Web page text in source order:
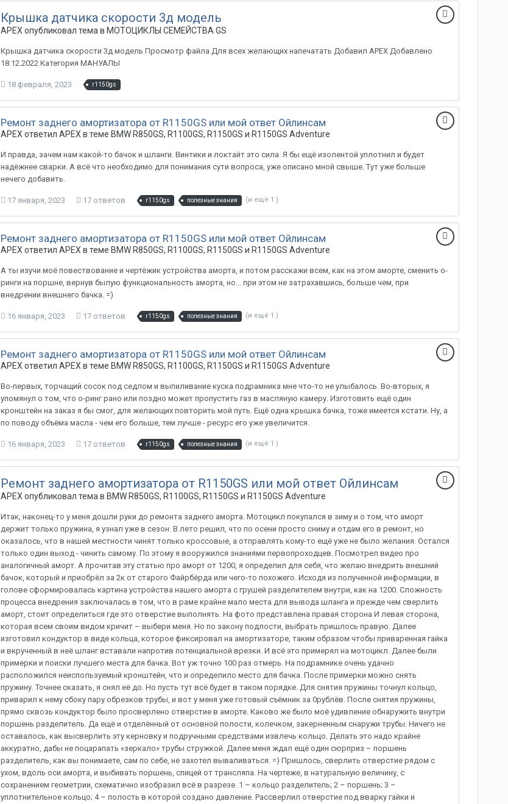
Крышка датчика скорости 3д модель
APEX опубликовал тема в МОТОЦИКЛЫ СЕМЕЙСТВА GS
Крышка датчика скорости 3д модель Просмотр файла Для всех желающих напечатать Добавил APEX Добавлено
18.12.2022 Категория МАНУАЛЫ
18 февраля, 2023 r1150gs
Ремонт заднего амортизатора от R1150GS или мой ответ Ойлинсам
APEX ответил APEX в теме BMW R850GS, R1100GS, R1150GS и R1150GS Adventure
И правда, зачем нам какой-то бачок и шланги. Винтики и локтайт это сила. Я бы ещё изолентой уплотнил и будет
надёжнее сварки. А всё что необходимо для понимания сути вопроса, уже описано мной свыше. Тут уже больше
нечего добавить.
17 января, 2023 17 ответов r1150gs полезные знания (и ещё 1 )
Ремонт заднего амортизатора от R1150GS или мой ответ Ойлинсам
APEX ответил APEX в теме BMW R850GS, R1100GS, R1150GS и R1150GS Adventure
А ты изучи моё повествование и чертёжик устройства аморта, и потом расскажи всем, как на этом аморте, сменить о-
ринги на поршне, вернув былую функциональность аморта, но... при этом не затрахавшись, больше чем, при
внедрении внешнего бачка. =)
16 января, 2023 17 ответов r1150gs полезные знания (и ещё 1 )
Ремонт заднего амортизатора от R1150GS или мой ответ Ойлинсам
APEX ответил APEX в теме BMW R850GS, R1100GS, R1150GS и R1150GS Adventure
Во-первых, торчащий сосок под седлом и выпиливание куска подрамника мне что-то не улыбалось. Во-вторых, я
упомянул о том, что о-ринг рано или поздно может пропустить газ в масляную камеру. Изготовить ещё один
кронштейн на заказ я бы смог, для желающих повторить мой путь. Ещё одна крышка бачка, тоже имеется кстати. Ну, а
по поводу объёма масла - чем его больше, тем лучше - ресурс его уже увеличится.
16 января, 2023 17 ответов r1150gs полезные знания (и ещё 1 )
Ремонт заднего амортизатора от R1150GS или мой ответ Ойлинсам
APEX опубликовал тема в BMW R850GS, R1100GS, R1150GS и R1150GS Adventure
Итак, наконец-то у меня дошли руки до ремонта заднего аморта. Мотоцикл покупался в зиму и о том, что аморт
держит только пружина, я узнал уже в сезон. В лето решил, что по осени просто сниму и отдам его в ремонт, но
оказалось, что в нашей местности чинят только кроссовые, а отправлять кому-то ещё уже не было желания. Остался
только один выход - чинить самому. По этому я вооружился знаниями первопроходцев. Посмотрел видео про
аналогичный аморт. А прочитав эту статью про аморт от 1200, я определил для себя, что желаю внедрить внешний
бачок, который и приобрёл за 2к от старого Файрбёрда или чего-то похожего. Исходя из полученной информации, в
голове сформировалась картина устройства нашего аморта с грушей разделителем внутри, как на 1200. Сложность
процесса внедрения заключалась в том, что в раме крайне мало места для вывода шланга и прежде чем сверлить
аморт, стоит определиться где это отверстие выполнять. На фото представлена правая сторона И левая сторона,
которая всем своим видом кричит – выбери меня. Но по закону подлости, выбрать пришлось правую. Далее
изготовил кондуктор в виде кольца, которое фиксировал на амортизаторе, таким образом чтобы приваренная гайка
и вкрученный в неё шланг вставали напротив потенциальной врезки. И всё это примерял на мотоцикл. Далее были
примерки и поиски лучшего места для бачка. Вот уж точно 100 раз отмерь. На подрамнике очень удачно
расположился неиспользуемый кронштейн, что и определило место для бачка. После примерки можно снять
пружину. Точнее сказать, я снял её до. Но пусть тут всё будет в таком порядке. Для снятия пружины точнул кольцо,
приварил к нему сбоку пару обрезков трубы, и вот у меня уже готовый съёмник за 0рублёв. После снятия пружины,
прямо сквозь кондуктор было просверлено отверстие в аморте. Каково же было моё удивление обнаружить внутри
поршень разделитель. Да ещё и отделённый от основной полости, колечком, закерненным снаружи трубы. Ничего не
оставалось, как высверлить эту керновку и подручными средствами извлечь кольцо. Делать это надо крайне
аккуратно, дабы не поцарапать «зеркало» трубы стружкой. Далее меня ждал ещё один сюрприз – поршень
разделитель, как вы понимаете, сам по себе, не захотел вываливаться. =) Пришлось, сверлить отверстие рядом с
ухом, вдоль оси аморта, и выбивать поршень, спицей от трансляпа. На чертеже, в натуральную величину, с
сохранением геометрии, схематично изобразил всё в разрезе. 1 – кольцо разделитель; 2 – поршень; 3 –
уплотнительное кольцо; 4 – полость в которой создано давление. Рассверлил отверстие под вварку гайки и